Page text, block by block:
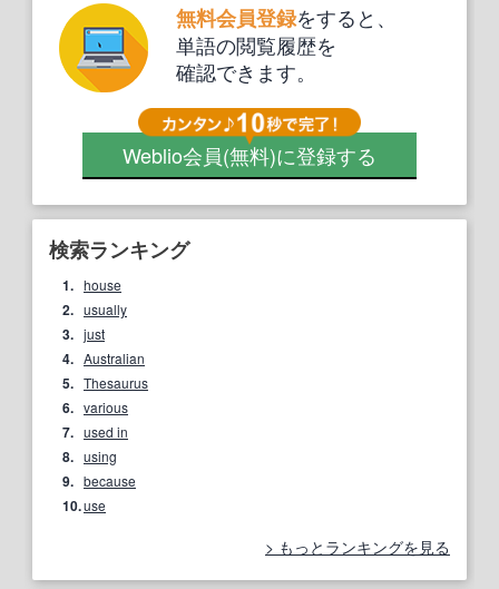
無料会員登録をすると、
単語の閲覧履歴を
確認できます。
Weblio会員(無料)に登録する
検索ランキング
1. house
2. usually
3. just
4. Australian
5. Thesaurus
6. various
7. used in
8. using
9. because
10.use
もっとランキングを見る